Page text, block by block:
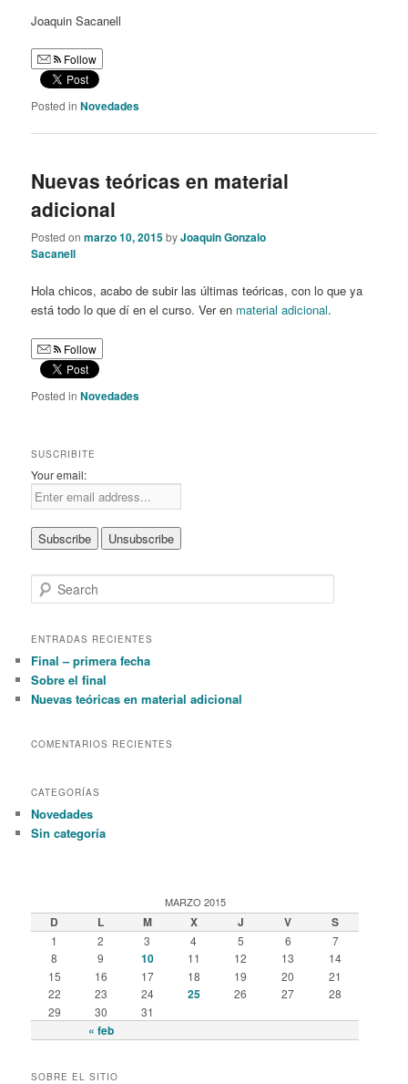
Joaquin Sacanell
Follow
Posted in Novedades
Nuevas teóricas en material
adicional
Posted onmarzo 10, 2015byJoaquin Gonzalo
Sacanell
Hola chicos, acabo de subir las últimas teóricas, con lo que ya
está todo lo que dí en el curso. Ver en material adicional.
Follow
Posted in Novedades
SUSCRIBITE
Your email:
e
r
h
ENTRADAS RECIENTES
Final – primera fecha
Sobre el final
Nuevas teóricas en material adicional
COMENTARIOS RECIENTES
CATEGORÍAS
Novedades
Sin categoría
MARZO 2015
D L M X J V S
« feb
1 2 3 4 5 6
7
8
9 10 11 12 13
14
15
16 17 18 19 20
21
22
23 24 25 26 27
28
29
30 31
SOBRE EL SITIO